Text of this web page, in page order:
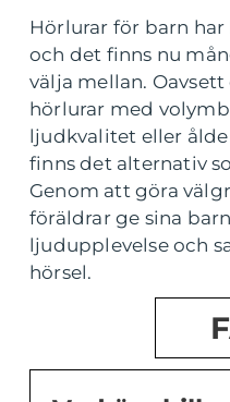
Hörlurar för barn
och det finns nu
välja mellan.
hörlurar med
ljudkvalitet eller
finns det alternativ
Genom att göra
föräldrar ge sina
ljudupplevelse och
hörsel.